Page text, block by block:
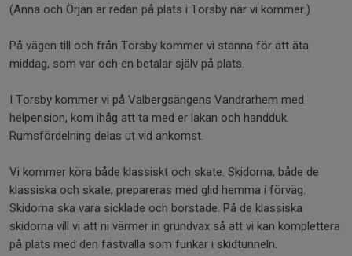
(Anna och Örjan är redan på plats i Torsby när vi kommer.)
På vägen till och från Torsby kommer vi stanna för att äta
middag, som var och en betalar själv på plats.
I Torsby kommer vi på Valbergsängens Vandrarhem med
helpension, kom ihåg att ta med er lakan och handduk.
Rumsfördelning delas ut vid ankomst.
Vi kommer köra både klassiskt och skate. Skidorna, både de
klassiska och skate, prepareras med glid hemma i förväg.
Skidorna ska vara sicklade och borstade. På de klassiska
skidorna vill vi att ni värmer in grundvax så att vi kan komplettera
på plats med den fästvalla som funkar i skidtunneln.